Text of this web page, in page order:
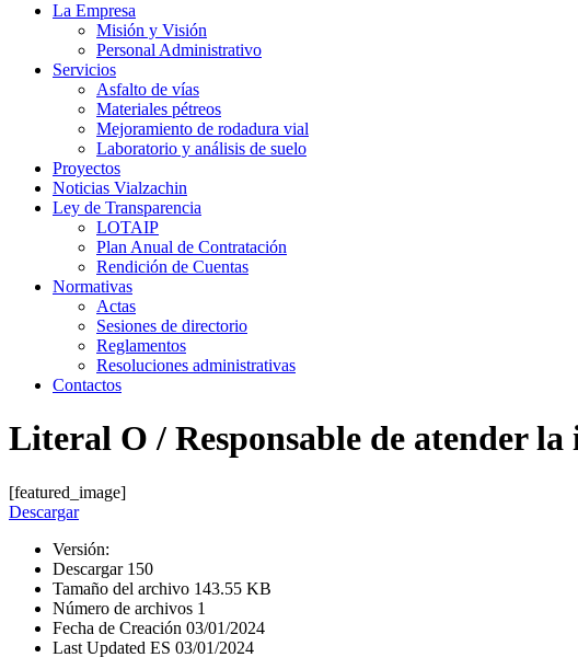
La Empresa
Misión y Visión
Personal Administrativo
Servicios
Asfalto de vías
Materiales pétreos
Mejoramiento de rodadura vial
Laboratorio y análisis de suelo
Proyectos
Noticias Vialzachin
Ley de Transparencia
LOTAIP
Plan Anual de Contratación
Rendición de Cuentas
Normativas
Actas
Sesiones de directorio
Reglamentos
Resoluciones administrativas
Contactos
Literal O / Responsable de atender
[featured_image]
Descargar
Versión:
Descargar 150
Tamaño del archivo 143.55 KB
Número de archivos 1
Fecha de Creación 03/01/2024
Last Updated ES 03/01/2024